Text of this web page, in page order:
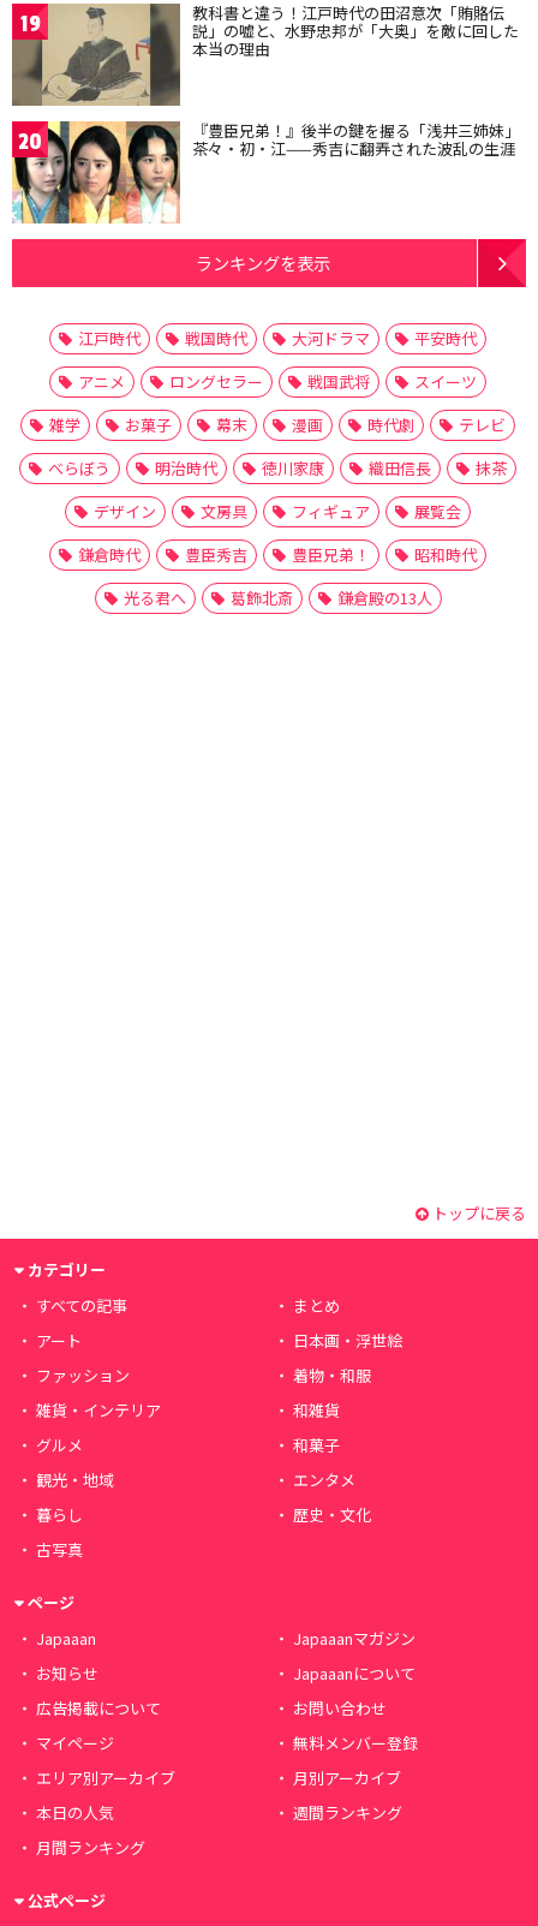
19 教科書と違う！江戸時代の田沼意次「賄賂伝
説」の嘘と、水野忠邦が「大奥」を敵に回した
本当の理由
20 『豊臣兄弟！』後半の鍵を握る「浅井三姉妹」
茶々・初・江——秀吉に翻弄された波乱の生涯
ランキングを表示
江戸時代 戦国時代 大河ドラマ
平安時代
アニメ
ロングセラー 戦国武将
スイーツ
雑学
お菓子 幕末 漫画 時代劇
テレビ
べらぼう
明治時代 徳川家康 織田信長
抹茶
デザイン
文房具 フィギュア
展覧会
鎌倉時代
豊臣秀吉 豊臣兄弟！
昭和時代
光る君へ
葛飾北斎 鎌倉殿の13人
トップに戻る
カテゴリー
すべての記事
まとめ
アート
日本画・浮世絵
ファッション
着物・和服
雑貨・インテリア
和雑貨
グルメ
和菓子
観光・地域
エンタメ
暮らし
歴史・文化
古写真
ページ
Japaaan
Japaaanマガジン
お知らせ
Japaaanについて
広告掲載について
お問い合わせ
マイページ
無料メンバー登録
エリア別アーカイブ
月別アーカイブ
本日の人気
週間ランキング
月間ランキング
公式ページ